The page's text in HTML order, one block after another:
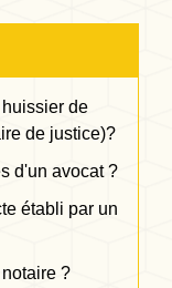
de
de justice)?
d'un avocat ?
établi par un
?